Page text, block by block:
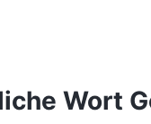
Er hat und ist
Wort